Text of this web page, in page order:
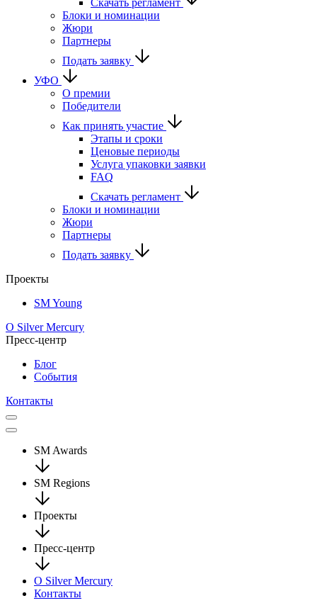
Скачать регламент
Блоки и номинации
Жюри
Партнеры
Подать заявку
УФО
О премии
Победители
Как принять участие
Этапы и сроки
Ценовые периоды
Услуга упаковки заявки
FAQ
Скачать регламент
Блоки и номинации
Жюри
Партнеры
Подать заявку
Проекты
SM Young
О Silver Mercury
Пресс-центр
Блог
События
Контакты
SM Awards
SM Regions
Проекты
Пресс-центр
О Silver Mercury
Контакты